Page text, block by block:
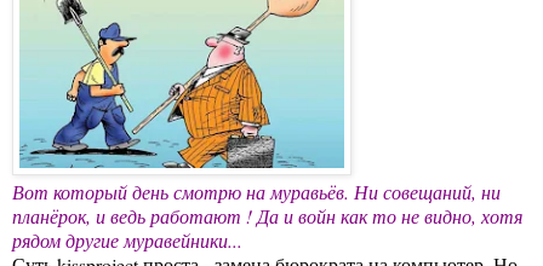
Вот который день смотрю на муравьёв. Ни совещаний, ни
планёрок, и ведь работают ! Да и войн как то не видно, хотя
рядом другие муравейники...